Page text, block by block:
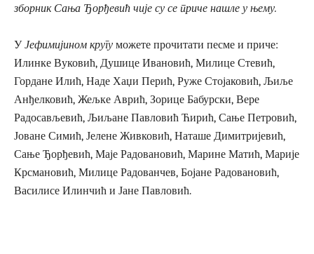
зборник Сања Ђорђевић чије су се приче нашле у њему.
УЈефимијином кругу можете прочитати песме и приче:
Илинке Вуковић, Душице Ивановић, Милице Стевић,
Гордане Илић, Наде Хаџи Перић, Руже Стојаковић, Љиље
Анђелковић, Жељке Аврић, Зорице Бабурски, Вере
Радосављевић, Љиљане Павловић Ћирић, Сање Петровић,
Јоване Симић, Јелене Живковић, Наташе Димитријевић,
Сање Ђорђевић, Маје Радовановић, Марине Матић, Марије
Крсмановић, Милице Радованчев, Бојане Радовановић,
Василисе Илинчић и Јане Павловић.